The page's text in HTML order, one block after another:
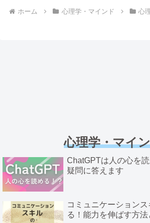
ホーム 心理学・マインド 心
心理学・マイ
ChatGPTは人の心を
疑問に答えます
コミュニケーションス
る！能力を伸ばす方法